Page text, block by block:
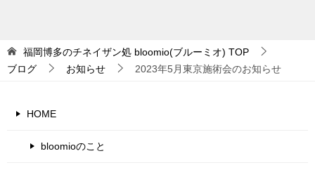
福岡博多のチネイザン処 bloomio(ブルーミオ) TOP
ブログ
お知らせ 2023年5月東京施術会のお知らせ
HOME
bloomioのこと